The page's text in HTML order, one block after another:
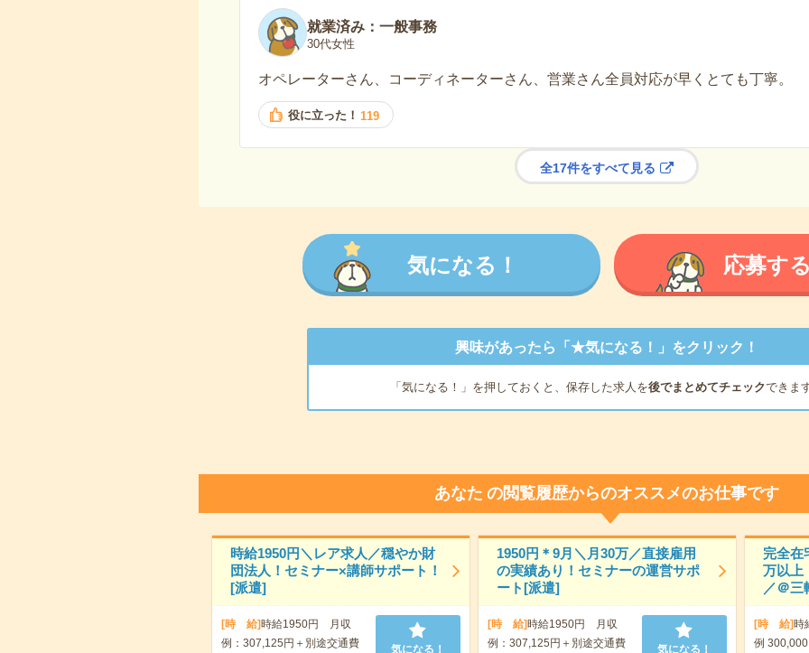
就業済み：一般事務
30代女性
オペレーターさん、コーディネーターさん、営業さん全員対応が早くとても丁寧。
役に立った！ 119
全17件をすべて見る
気になる！ 応募す
興味があったら「★気になる！」をクリック！
「気になる！」を押しておくと、保存した求人を後でまとめてチェックできま
あなた の閲覧履歴からのオススメのお仕事です
時給1950円＼レア求人／穏やか財
団法人！セミナー×講師サポート！
[派遣]
[時 給]時給1950円 月収
例：307,125円＋別途交通費
気になる！
1950円＊9月＼月30万／直接雇用
の実績あり！セミナーの運営サポ
ート[派遣]
[時 給]時給1950円 月収
例：307,125円＋別途交通費
気になる！
完全在
万以上
／＠
[時 給]時
例